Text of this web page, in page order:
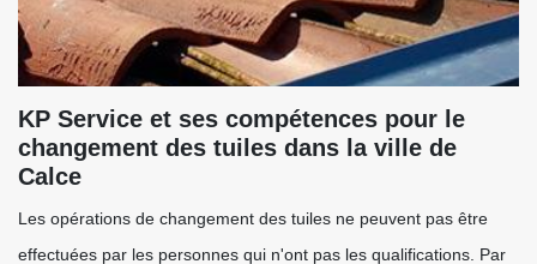
KP Service et ses compétences pour le
changement des tuiles dans la ville de
Calce
Les opérations de changement des tuiles ne peuvent pas être
effectuées par les personnes qui n'ont pas les qualifications. Par